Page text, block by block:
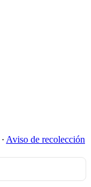
∙ Aviso de recolección